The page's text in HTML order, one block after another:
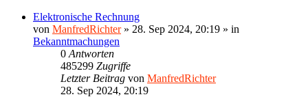
Elektronische Rechnung
von ManfredRichter» 28. Sep 2024, 20:19 » in
Bekanntmachungen
0 Antworten
485299 Zugriffe
Letzter Beitrag von ManfredRichter
28. Sep 2024, 20:19